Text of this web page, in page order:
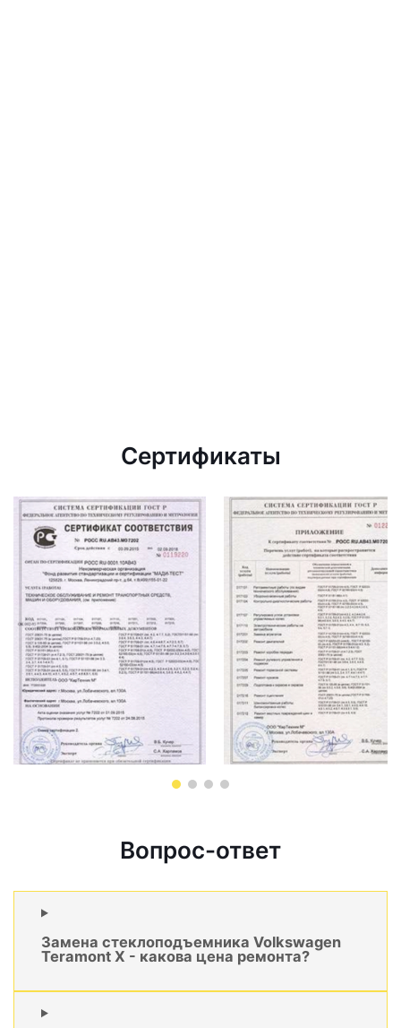
Сертификаты
Вопрос-ответ
Замена стеклоподъемника Volkswagen
Teramont X - какова цена ремонта?